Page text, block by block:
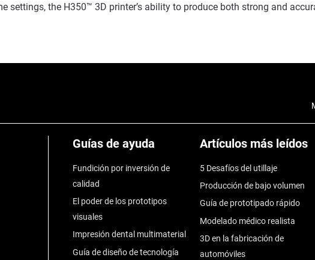
settings, the H350™ 3D printer’s ability to produce both strong and
Guías de ayuda
Fundición por inversión de
calidad
El poder de los prototipos
visuales
Impresión dental multimaterial
Guía de diseño de tecnología
Artículos más leídos
5 Desafíos del utillaje
Producción de bajo volumen
Guía de prototipado rápido
Modelado médico realista
3D en la fabricación de
automóviles